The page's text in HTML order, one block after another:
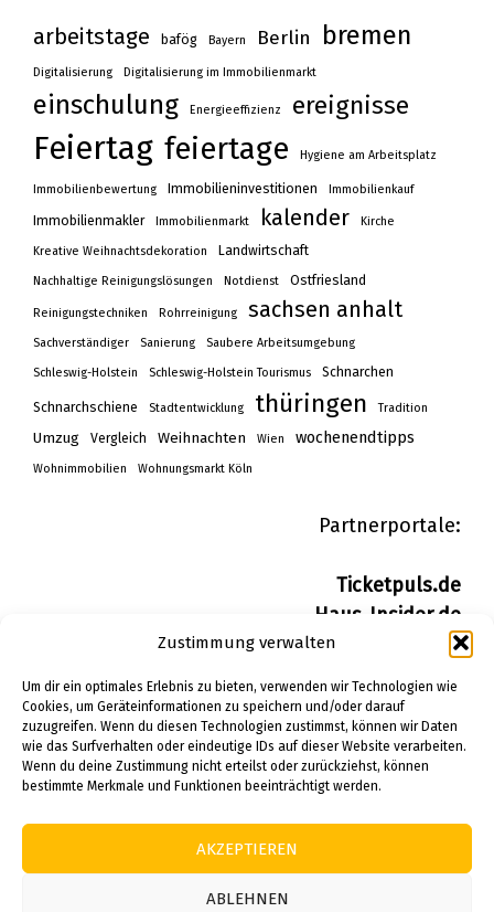
Zustimmung verwalten
Um dir ein optimales Erlebnis zu bieten, verwenden wir Technologien wie
Cookies, um Geräteinformationen zu speichern und/oder darauf
zuzugreifen. Wenn du diesen Technologien zustimmst, können wir Daten
wie das Surfverhalten oder eindeutige IDs auf dieser Website verarbeiten.
Wenn du deine Zustimmung nicht erteilst oder zurückziehst, können
bestimmte Merkmale und Funktionen beeinträchtigt werden.
AKZEPTIEREN
ABLEHNEN
arbeitstage bafög Bayern Berlin bremen
Digitalisierung Digitalisierung im Immobilienmarkt
einschulung Energieeffizienz ereignisse
Feiertag feiertage Hygiene am Arbeitsplatz
Immobilienbewertung Immobilieninvestitionen Immobilienkauf
Immobilienmakler Immobilienmarkt kalender Kirche
Kreative Weihnachtsdekoration Landwirtschaft
Nachhaltige Reinigungslösungen Notdienst Ostfriesland
Reinigungstechniken Rohrreinigung sachsen anhalt
Sachverständiger Sanierung Saubere Arbeitsumgebung
Schleswig-Holstein Schleswig-Holstein Tourismus Schnarchen
Schnarchschiene Stadtentwicklung thüringen Tradition
Umzug Vergleich Weihnachten Wien wochenendtipps
Wohnimmobilien Wohnungsmarkt Köln
Partnerportale:
Ticketpuls.de
Haus-Insider.de
Wohn-Insider.de
Bau-Insider.de
IMPRESSUM
DATENSCHUTZERKLÄRUNG
PINTEREST